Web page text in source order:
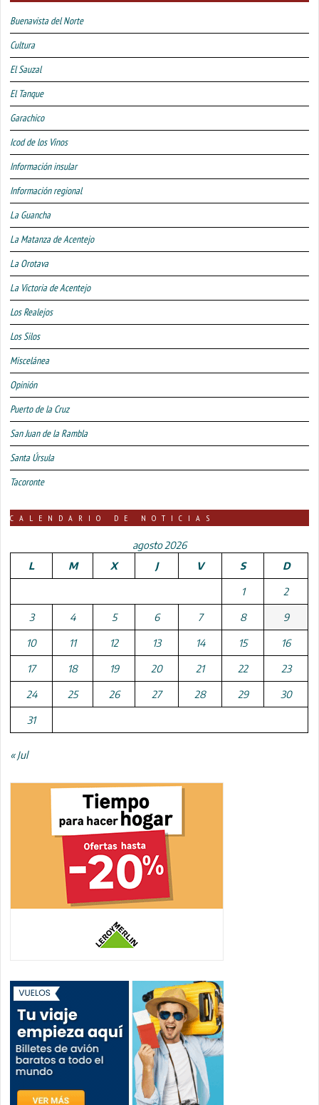
Buenavista del Norte
Cultura
El Sauzal
El Tanque
Garachico
Icod de los Vinos
Información insular
Información regional
La Guancha
La Matanza de Acentejo
La Orotava
La Victoria de Acentejo
Los Realejos
Los Silos
Miscelánea
Opinión
Puerto de la Cruz
San Juan de la Rambla
Santa Úrsula
Tacoronte
CALENDARIO DE NOTICIAS
agosto 2026
L
M X J V S D
1 2
3 4 5 6 7 8 9
10 11 12 13 14 15 16
17 18 19 20 21 22 23
24 25 26 27 28 29 30
31
« Jul